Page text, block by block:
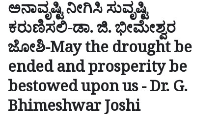
ಅನಾವೃಷ್ಟಿ ನೀಗಿಸಿ ಸುವೃಷ್ಟಿ
ಕರುಣಿಸಲಿ-ಡಾ. ಜಿ. ಭೀಮೇಶ್ವರ
ಜೋಶಿ-May the drought be
ended and prosperity be
bestowed upon us - Dr. G.
Bhimeshwar Joshi